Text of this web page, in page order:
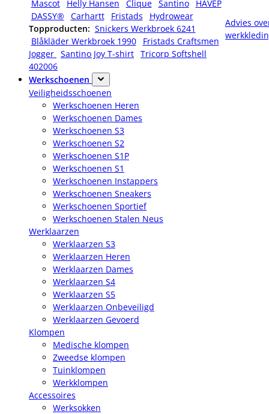
Mascot
Helly Hansen Clique Santino
HAVEP
DASSY®
Carhartt Fristads
Hydrowear
Topproducten: Snickers Werkbroek 6241
Blåkläder Werkbroek 1990
Fristads Craftsmen
Jogger Santino Joy T-shirt Tricorp Softshell
402006
Advies
Werkschoenen
Veiligheidsschoenen
Werkschoenen Heren
Werkschoenen Dames
Werkschoenen S3
Werkschoenen S2
Werkschoenen S1P
Werkschoenen S1
Werkschoenen Instappers
Werkschoenen Sneakers
Werkschoenen Sportief
Werkschoenen Stalen Neus
Werklaarzen
Werklaarzen S3
Werklaarzen Heren
Werklaarzen Dames
Werklaarzen S4
Werklaarzen S5
Werklaarzen Onbeveiligd
Werklaarzen Gevoerd
Klompen
Medische klompen
Zweedse klompen
Tuinklompen
Werkklompen
Accessoires
Werksokken